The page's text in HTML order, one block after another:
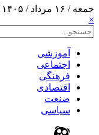
جمعه / ۱۶ مرداد / ۱۴۰۵
×
آموزشی
اجتماعی
فرهنگی
اقتصادی
صنعت
سیاسی